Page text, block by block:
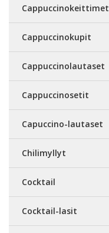
Cappuccinokeittimet
Cappuccinokupit
Cappuccinolautaset
Cappuccinosetit
Capuccino-lautaset
Chilimyllyt
Cocktail
Cocktail-lasit